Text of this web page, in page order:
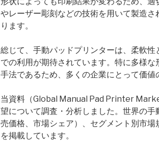
やレーザー彫刻などの技術を用いて製造
ります。
総じて、手動パッドプリンターは、柔軟
での利用が期待されています。特に多様
手法であるため、多くの企業にとって価値
当資料（Global Manual Pad Printer
望について調査・分析しました。世界の
売価格、市場シェア）、セグメント別市
を掲載しています。